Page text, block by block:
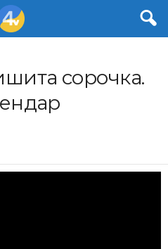
сорочка.